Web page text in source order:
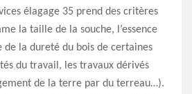
élagage 35 prend des critères
la taille de la souche, l’essence
de la dureté du bois de certaines
du travail, les travaux dérivés
de la terre par du terreau…).